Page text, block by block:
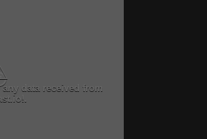
data received from